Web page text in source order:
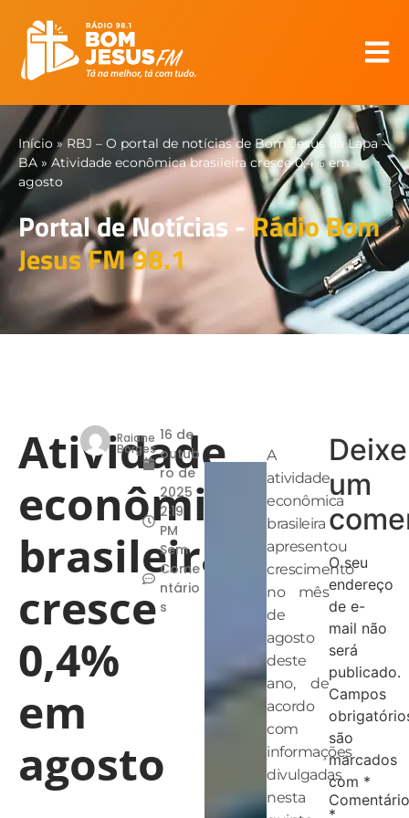
Início »RBJ – O portal de notícias de Bom Jesus da Lapa –
BA » Atividade econômica brasileira cresce 0,4% em
agosto
Portal de Notícias -Rádio Bom
Jesus FM 98.1
Atividade
econômica
brasileira
cresce
0,4%
em
agosto
Raiane
Borges
16 de
outub
ro de
2025
2:19
PM
Sem
Come
ntário
s
A
atividade
econômica
brasileira
apresentou
crescimento
no mês
de
agosto
deste
ano, de
acordo
com
informações
divulgadas
nesta
Deixe
um
O seu
endereço
de e-
mail não
será
publicado.
Campos
são
marcados
com *
Comentário
*